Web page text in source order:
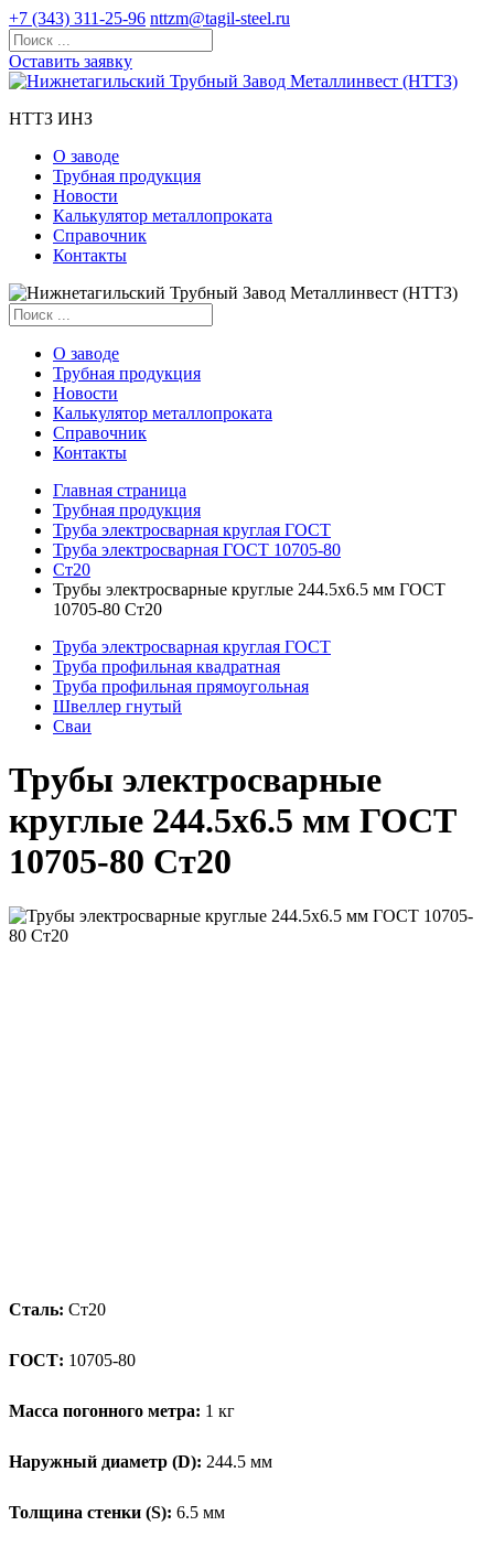
+7 (343) 311-25-96 nttzm@tagil-steel.ru
Оставить заявку
НТТЗ ИНЗ
О заводе
Трубная продукция
Новости
Калькулятор металлопроката
Справочник
Контакты
О заводе
Трубная продукция
Новости
Калькулятор металлопроката
Справочник
Контакты
Главная страница
Трубная продукция
Труба электросварная круглая ГОСТ
Труба электросварная ГОСТ 10705-80
Ст20
Трубы электросварные круглые 244.5x6.5 мм ГОСТ
10705-80 Ст20
Труба электросварная круглая ГОСТ
Труба профильная квадратная
Труба профильная прямоугольная
Швеллер гнутый
Сваи
Трубы электросварные
круглые 244.5x6.5 мм ГОСТ
10705-80 Ст20
Сталь: Ст20
ГОСТ: 10705-80
Масса погонного метра: 1 кг
Наружный диаметр (D): 244.5 мм
Толщина стенки (S): 6.5 мм